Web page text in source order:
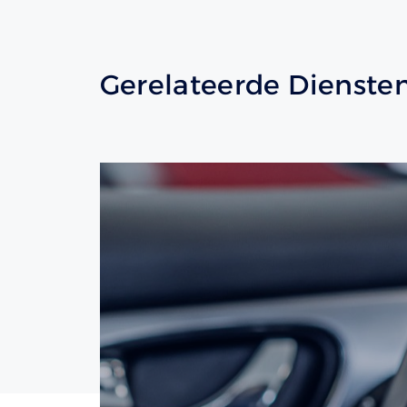
Gerelateerde